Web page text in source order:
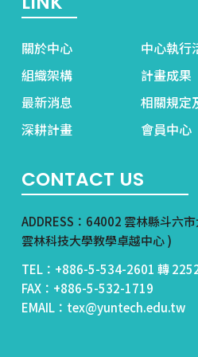
關於中心
中心執行
組織架構
計畫成果
最新消息
相關規定
深耕計畫
會員中心
CONTACT US
ADDRESS：64002 雲林縣斗六
雲林科技大學教學卓越中心 )
TEL：+886-5-534-2601 轉
FAX：+886-5-532-1719
EMAIL：tex@yuntech.edu.tw